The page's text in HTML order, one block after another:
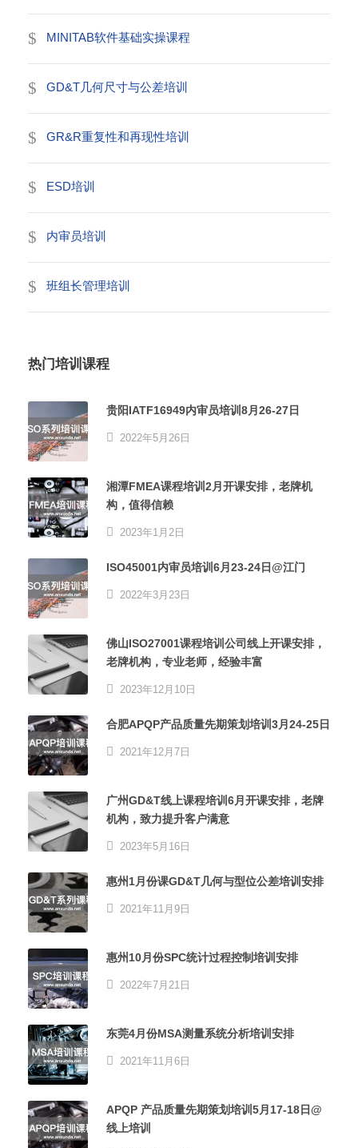
MINITAB软件基础实操课程
GD&T几何尺寸与公差培训
GR&R重复性和再现性培训
ESD培训
内审员培训
班组长管理培训
热门培训课程
贵阳IATF16949内审员培训8月26-27日
2022年5月26日
湘潭FMEA课程培训2月开课安排，老牌机
构，值得信赖
2023年1月2日
ISO45001内审员培训6月23-24日@江门
2022年3月23日
佛山ISO27001课程培训公司线上开课安排，
老牌机构，专业老师，经验丰富
2023年12月10日
合肥APQP产品质量先期策划培训3月24-25日
2021年12月7日
广州GD&T线上课程培训6月开课安排，老牌
机构，致力提升客户满意
2023年5月16日
惠州1月份课GD&T几何与型位公差培训安排
2021年11月9日
惠州10月份SPC统计过程控制培训安排
2022年7月21日
东莞4月份MSA测量系统分析培训安排
2021年11月6日
APQP 产品质量先期策划培训5月17-18日@
线上培训